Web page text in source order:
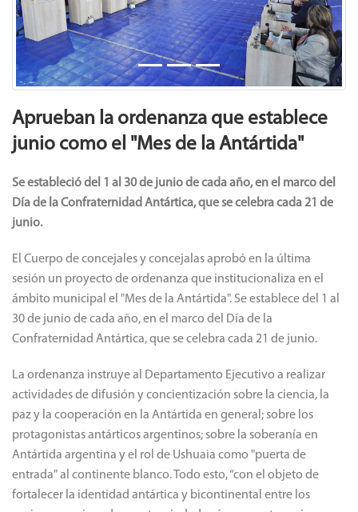
Aprueban la ordenanza que establece
junio como el "Mes de la Antártida"
Se estableció del 1 al 30 de junio de cada año, en el marco del
Día de la Confraternidad Antártica, que se celebra cada 21 de
junio.
El Cuerpo de concejales y concejalas aprobó en la última
sesión un proyecto de ordenanza que institucionaliza en el
ámbito municipal el "Mes de la Antártida". Se establece del 1 al
30 de junio de cada año, en el marco del Día de la
Confraternidad Antártica, que se celebra cada 21 de junio.
La ordenanza instruye al Departamento Ejecutivo a realizar
actividades de difusión y concientización sobre la ciencia, la
paz y la cooperación en la Antártida en general; sobre los
protagonistas antárticos argentinos; sobre la soberanía en
Antártida argentina y el rol de Ushuaia como "puerta de
entrada" al continente blanco. Todo esto, “con el objeto de
fortalecer la identidad antártica y bicontinental entre los